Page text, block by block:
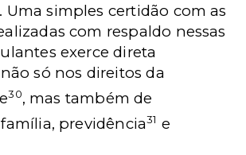
Uma simples certidão com as
com respaldo nessas
exerce direta
só nos direitos da
30, mas também de
previdência31 e